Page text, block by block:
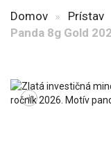
Domov » Prístav
Panda 8g Gold
+